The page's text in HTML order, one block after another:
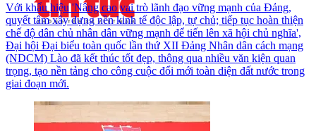
Với khẩu hiệu 'Nâng cao vai trò lãnh đạo vững mạnh của Đảng,
quyết tâm xây dựng nền kinh tế độc lập, tự chủ; tiếp tục hoàn thiện
chế độ dân chủ nhân dân vững mạnh để tiến lên xã hội chủ nghĩa',
Đại hội Đại biểu toàn quốc lần thứ XII Đảng Nhân dân cách mạng
(NDCM) Lào đã kết thúc tốt đẹp, thông qua nhiều văn kiện quan
trọng, tạo nền tảng cho công cuộc đổi mới toàn diện đất nước trong
giai đoạn mới.